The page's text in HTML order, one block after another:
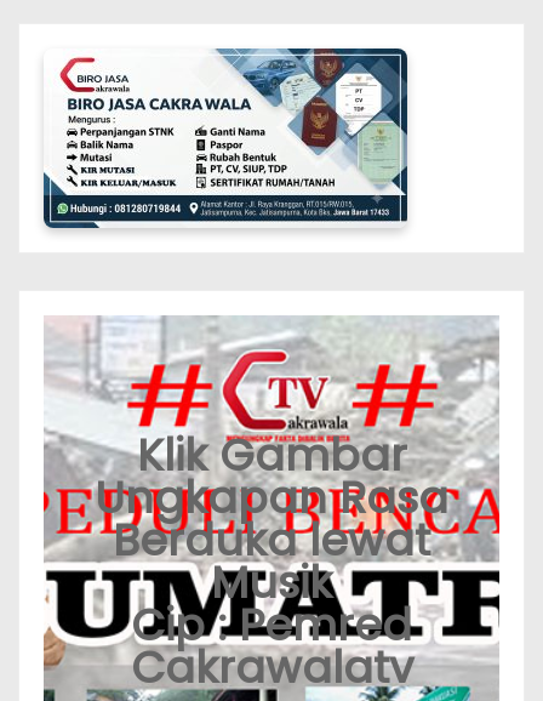
Klik Gambar
Ungkapan Rasa
Berduka lewat
Musik
Cip : Pemred
Cakrawalatv